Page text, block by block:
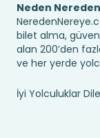
Neden
bilet alma,
alan 200’den
ve her yerde
İyi Yolculuklar